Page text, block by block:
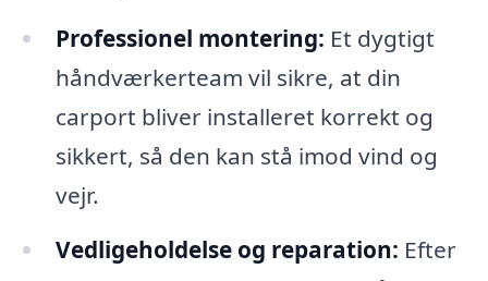
Professionel montering: Et dygtigt
håndværkerteam vil sikre, at din
carport bliver installeret korrekt og
sikkert, så den kan stå imod vind og
vejr.
Vedligeholdelse og reparation: Efter